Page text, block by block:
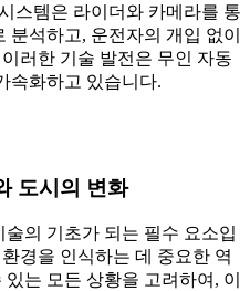
스템은 라이더와 카메라를 통
석하고, 운전자의 개입 없이
러한 기술 발전은 무인 자동
속화하고 있습니다.
도시의 변화
의 기초가 되는 필수 요소입
경을 인식하는 데 중요한 역
는 모든 상황을 고려하여, 이